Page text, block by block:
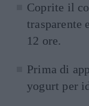
Coprite il
trasparente
12 ore.
Prima di
yogurt per